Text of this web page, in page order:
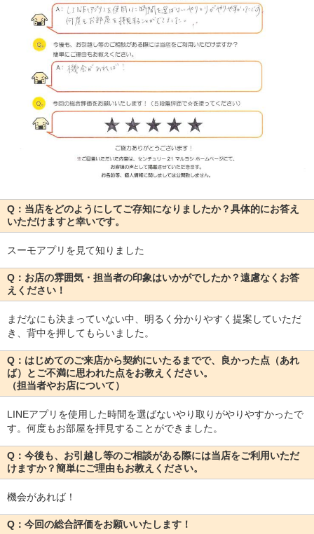
Q：当店をどのようにしてご存知になりましたか？具体的にお答え
いただけますと幸いです。
スーモアプリを見て知りました
Q：お店の雰囲気・担当者の印象はいかがでしたか？遠慮なくお答
えください！
まだなにも決まっていない中、明るく分かりやすく提案していただ
き、背中を押してもらいました。
Q：はじめてのご来店から契約にいたるまでで、良かった点（あれ
ば）とご不満に思われた点をお教えください。
（担当者やお店について）
LINEアプリを使用した時間を選ばないやり取りがやりやすかったで
す。何度もお部屋を拝見することができました。
Q：今後も、お引越し等のご相談がある際には当店をご利用いただ
けますか？簡単にご理由もお教えください。
機会があれば！
Q：今回の総合評価をお願いいたします！